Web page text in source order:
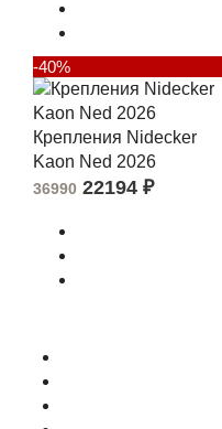
-40%
Крепления Nidecker
Kaon Ned 2026
36990 22194 ₽